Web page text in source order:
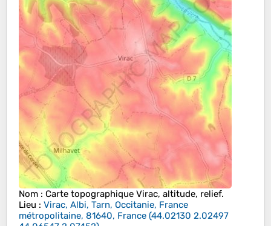
Nom : Carte topographique Virac, altitude, relief.
Lieu : Virac, Albi, Tarn, Occitanie, France
métropolitaine, 81640, France (44.02130 2.02497